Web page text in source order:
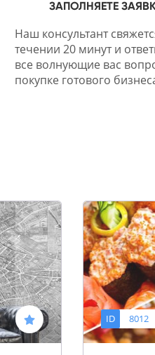
ЗАПОЛНЯЕТЕ
Наш консультант
течении 20 минут и
все волнующие вас
покупке готового
ID 8012